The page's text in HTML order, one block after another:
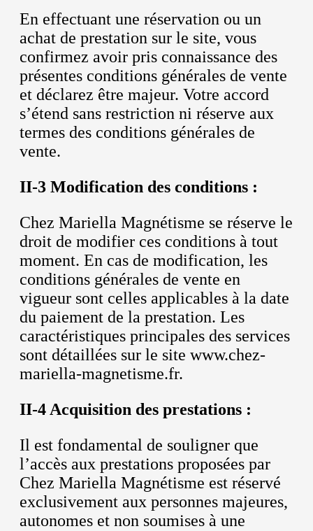
En effectuant une réservation ou un
achat de prestation sur le site, vous
confirmez avoir pris connaissance des
présentes conditions générales de vente
et déclarez être majeur. Votre accord
s’étend sans restriction ni réserve aux
termes des conditions générales de
vente.
II-3 Modification des conditions :
Chez Mariella Magnétisme se réserve le
droit de modifier ces conditions à tout
moment. En cas de modification, les
conditions générales de vente en
vigueur sont celles applicables à la date
du paiement de la prestation. Les
caractéristiques principales des services
sont détaillées sur le site www.chez-
mariella-magnetisme.fr.
II-4 Acquisition des prestations :
Il est fondamental de souligner que
l’accès aux prestations proposées par
Chez Mariella Magnétisme est réservé
exclusivement aux personnes majeures,
autonomes et non soumises à une